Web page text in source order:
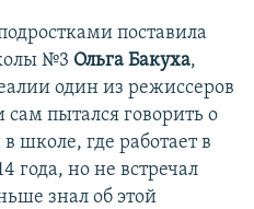
поставила
№3 Ольга Бакуха,
один из режиссеров
сам пытался говорить о
школе, где работает в
года, но не встречал
знал об этой